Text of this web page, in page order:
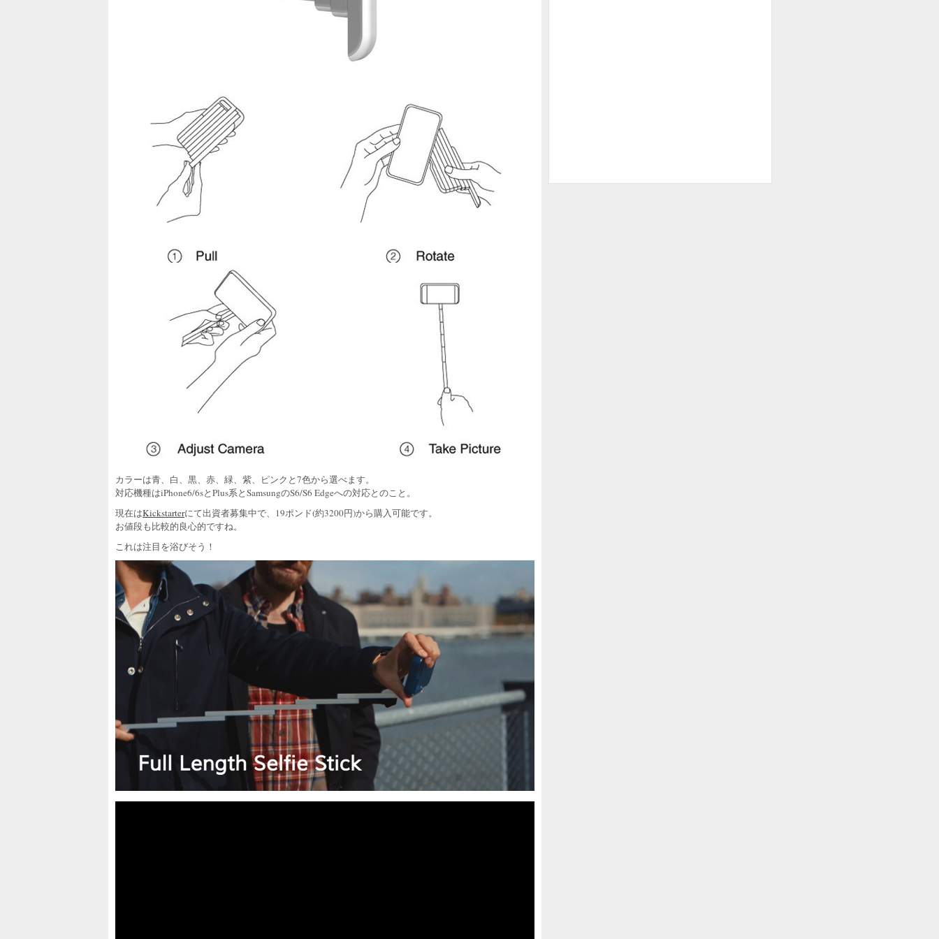
カラーは青、白、黒、赤、緑、紫、ピンクと7色から選べます。
対応機種はiPhone6/6sとPlus系とSamsungのS6/S6 Edgeへの対応とのこと。
現在はKickstarterにて出資者募集中で、19ポンド(約3200円)から購入可能です。
お値段も比較的良心的ですね。
これは注目を浴びそう！